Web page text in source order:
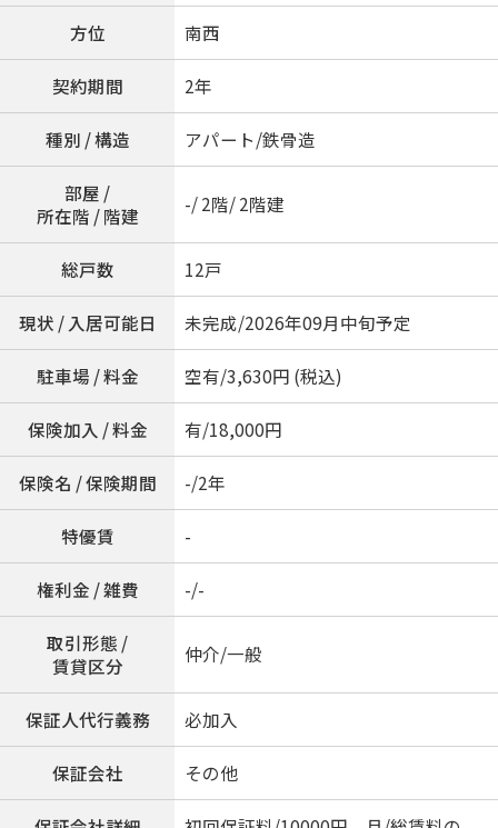
方位 南西
契約期間 2年
種別 / 構造 アパート/鉄骨造
部屋 /
所在階 / 階建
-/ 2階/ 2階建
総戸数 12戸
現状 / 入居可能日 未完成/2026年09月中旬予定
駐車場 / 料金 空有/3,630円 (税込)
保険加入 / 料金 有/18,000円
保険名 / 保険期間 -/2年
特優賃 -
権利金 / 雑費 -/-
取引形態 /
賃貸区分
仲介/一般
保証人代行義務 必加入
保証会社 その他